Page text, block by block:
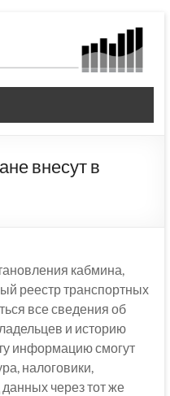
внесут в
кабмина,
реестр транспортных
все сведения об
и историю
информацию смогут
налоговики,
через тот же